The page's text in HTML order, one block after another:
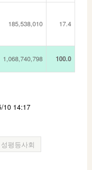
185,538,010 17.4
1,068,740,798 100.0
10 14:17
성평등사회